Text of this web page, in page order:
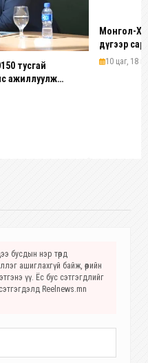
тусгай
ажиллуулж
Монгол-
дүгээр
10 цаг, 18
бусдын нэр төрд
ашиглахгүй байж, өөрийн
үү. Ёс бус сэтгэгдлийг
Reelnews.mn